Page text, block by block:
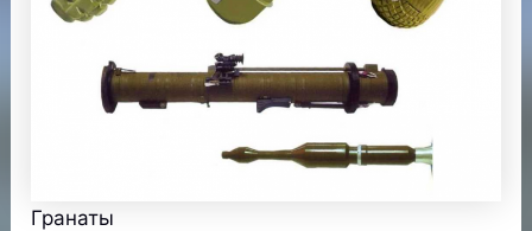
Гранаты